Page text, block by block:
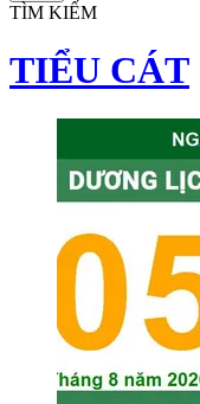
TÌM KIẾM
TIỂU CÁT